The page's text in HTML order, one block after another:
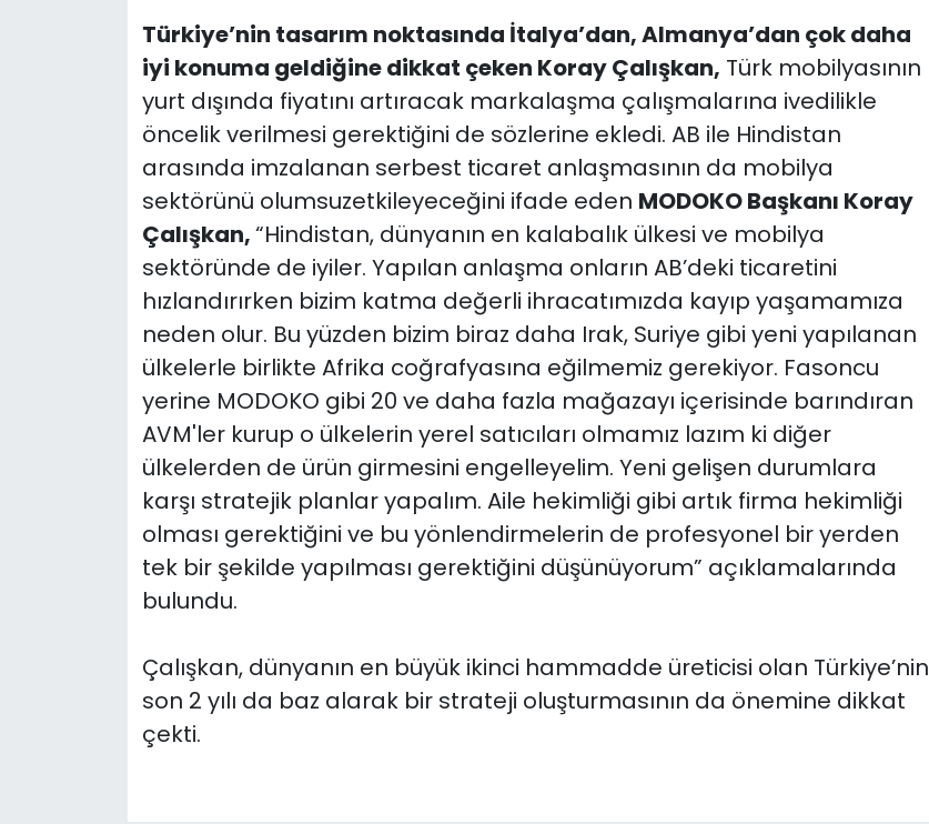
Türkiye’nin tasarım noktasında İtalya’dan, Almanya’dan çok daha
iyi konuma geldiğine dikkat çeken Koray Çalışkan, Türk mobilyasının
yurt dışında fiyatını artıracak markalaşma çalışmalarına ivedilikle
öncelik verilmesi gerektiğini de sözlerine ekledi. AB ile Hindistan
arasında imzalanan serbest ticaret anlaşmasının da mobilya
sektörünü olumsuzetkileyeceğini ifade eden MODOKO Başkanı Koray
Çalışkan,“Hindistan, dünyanın en kalabalık ülkesi ve mobilya
sektöründe de iyiler. Yapılan anlaşma onların AB’deki ticaretini
hızlandırırken bizim katma değerli ihracatımızda kayıp yaşamamıza
neden olur. Bu yüzden bizim biraz daha Irak, Suriye gibi yeni yapılanan
ülkelerle birlikte Afrika coğrafyasına eğilmemiz gerekiyor. Fasoncu
yerine MODOKO gibi 20 ve daha fazla mağazayı içerisinde barındıran
AVM'ler kurup o ülkelerin yerel satıcıları olmamız lazım ki diğer
ülkelerden de ürün girmesini engelleyelim. Yeni gelişen durumlara
karşı stratejik planlar yapalım. Aile hekimliği gibi artık firma hekimliği
olması gerektiğini ve bu yönlendirmelerin de profesyonel bir yerden
tek bir şekilde yapılması gerektiğini düşünüyorum” açıklamalarında
bulundu.
Çalışkan, dünyanın en büyük ikinci hammadde üreticisi olan Türkiye’nin
son 2 yılı da baz alarak bir strateji oluşturmasının da önemine dikkat
çekti.